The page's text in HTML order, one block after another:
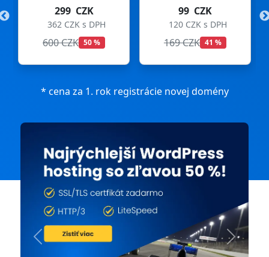
299 CZK
362 CZK s DPH
600 CZK 50 %
99 CZK
120 CZK s DPH
169 CZK 41 %
* cena za 1. rok registrácie novej domény
Previous Next